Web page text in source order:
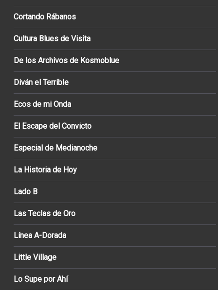
Cortando Rábanos
Cultura Blues de Visita
De los Archivos de Kosmoblue
Diván el Terrible
Ecos de mi Onda
El Escape del Convicto
Especial de Medianoche
La Historia de Hoy
Lado B
Las Teclas de Oro
Línea A-Dorada
Little Village
Lo Supe por Ahí